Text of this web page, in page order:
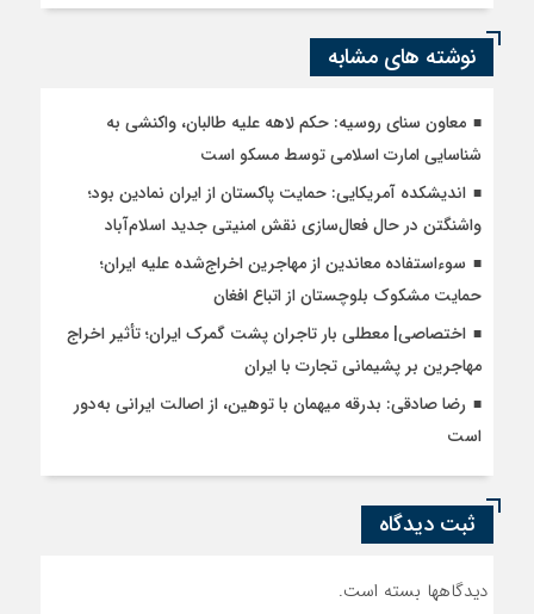
نوشته های مشابه
معاون سنای روسیه: حکم لاهه علیه طالبان، واکنشی به
شناسایی امارت اسلامی توسط مسکو است
اندیشکده آمریکایی: حمایت پاکستان از ایران نمادین بود؛
واشنگتن در حال فعال‌سازی نقش امنیتی جدید اسلام‌آباد
سوءاستفاده معاندین از مهاجرین اخراج‌شده علیه ایران؛
حمایت مشکوک بلوچستان از اتباع افغان
اختصاصی| معطلی بار تاجران پشت گمرک ایران؛ تأثیر اخراج
مهاجرین بر پشیمانی تجارت با ایران
رضا صادقی: بدرقه میهمان با توهین، از اصالت ایرانی به‌دور
است
ثبت دیدگاه
دیدگاهها بسته است.